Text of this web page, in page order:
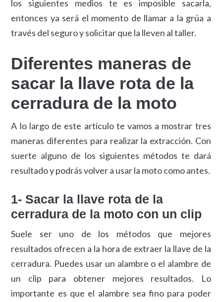
los siguientes medios te es imposible sacarla,
entonces ya será el momento de llamar a la grúa a
través del seguro y solicitar que la lleven al taller.
Diferentes maneras de
sacar la llave rota de la
cerradura de la moto
A lo largo de este artículo te vamos a mostrar tres
maneras diferentes para realizar la extracción. Con
suerte alguno de los siguientes métodos te dará
resultado y podrás volver a usar la moto como antes.
1- Sacar la llave rota de la
cerradura de la moto con un clip
Suele ser uno de los métodos que mejores
resultados ofrecen a la hora de extraer la llave de la
cerradura. Puedes usar un alambre o el alambre de
un clip para obtener mejores resultados. Lo
importante es que el alambre sea fino para poder